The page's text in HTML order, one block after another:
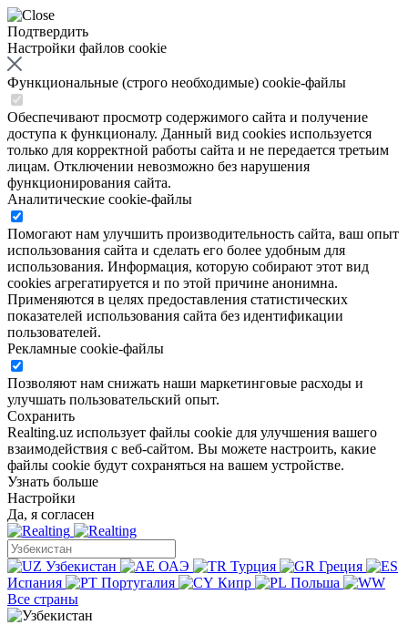
Подтвердить
Настройки файлов cookie
Функциональные (строго необходимые) cookie-файлы
Обеспечивают просмотр содержимого сайта и получение
доступа к функционалу. Данный вид cookies используется
только для корректной работы сайта и не передается третьим
лицам. Отключении невозможно без нарушения
функционирования сайта.
Аналитические cookie-файлы
Помогают нам улучшить производительность сайта, ваш опыт
использования сайта и сделать его более удобным для
использования. Информация, которую собирают этот вид
cookies агрегатируется и по этой причине анонимна.
Применяются в целях предоставления статистических
показателей использования сайта без идентификации
пользователей.
Рекламные cookie-файлы
Позволяют нам снижать наши маркетинговые расходы и
улучшать пользовательский опыт.
Сохранить
Realting.uz использует файлы cookie для улучшения вашего
взаимодействия с веб-сайтом. Вы можете настроить, какие
файлы cookie будут сохраняться на вашем устройстве.
Узнать больше
Настройки
Да, я согласен
Узбекистан ОАЭ Турция
Греция
Испания
Португалия Кипр
Польша
Все страны